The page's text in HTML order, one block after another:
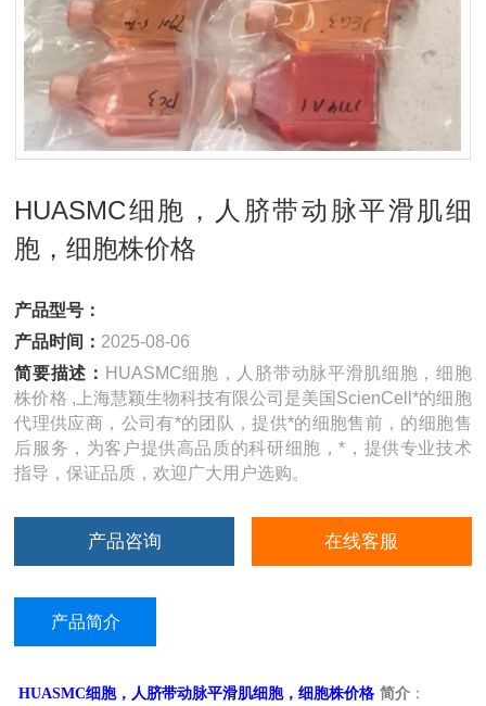
HUASMC细胞，人脐带动脉平滑肌细
胞，细胞株价格
产品型号：
产品时间： 2025-08-06
简要描述： HUASMC细胞，人脐带动脉平滑肌细胞，细胞
株价格 ,上海慧颖生物科技有限公司是美国ScienCell*的细胞
代理供应商，公司有*的团队，提供*的细胞售前，的细胞售
后服务，为客户提供高品质的科研细胞，*，提供专业技术
指导，保证品质，欢迎广大用户选购。
产品咨询 在线客服
产品简介
HUASMC细胞，人脐带动脉平滑肌细胞，细胞株价格 简介 ：